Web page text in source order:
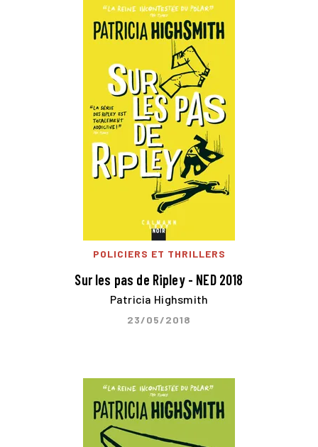
POLICIERS ET THRILLERS
Sur les pas de Ripley - NED 2018
Patricia Highsmith
23/05/2018